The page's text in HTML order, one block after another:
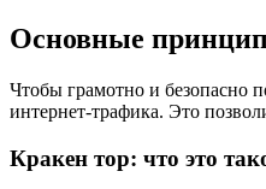
Основные
Чтобы грамотно и безопасно
интернет-трафика. Это
Кракен тор: что это